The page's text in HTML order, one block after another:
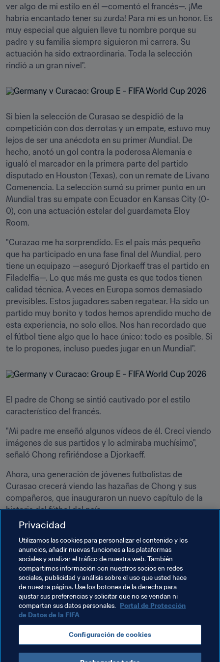
ver algo de mi estilo en él —comentó el francés—. ¡Me
habría encantado tener su zurda! Para mí es un honor. Es
muy especial que alguien lleve tu nombre porque su
padre y su familia siempre siguieron mi carrera. Su
actuación ha sido extraordinaria. Toda la selección
rindió a un gran nivel".
Si bien la selección de Curasao se despidió de la
competición con dos derrotas y un empate, estuvo muy
lejos de ser una anécdota en su primer Mundial. De
hecho, anotó un gol contra la poderosa Alemania e
igualó el marcador en la primera parte del partido
disputado en Houston (Texas), con un remate de Livano
Comenencia. La selección sumó su primer punto en un
Mundial tras su empate con Ecuador en Kansas City (0-
0), con una actuación estelar del guardameta Eloy
Room.
"Curazao me ha sorprendido. Es el país más pequeño
que ha participado en una fase final del Mundial, pero
tiene un equipazo —aseguró Djorkaeff tras el partido en
Filadelfia—. Lo que más me gusta es que todos tienen
calidad técnica. A veces en Europa somos demasiado
previsibles. Estos jugadores saben regatear. Ha sido un
partido muy bonito y todos hemos aprendido mucho de
esta experiencia, no solo ellos. Nos han recordado que
el fútbol tiene algo que lo hace único: todo es posible. Si
te lo propones, incluso puedes jugar en un Mundial".
El padre de Chong se sintió cautivado por el estilo
característico del francés.
"Mi padre me enseñó algunos vídeos de él. Crecí viendo
imágenes de sus partidos y lo admiraba muchísimo",
señaló Chong refiriéndose a Djorkaeff.
Ahora, una generación de jóvenes futbolistas de
Curasao crecerá viendo las hazañas de Chong y sus
compañeros, que inauguraron un nuevo capítulo de la
historia del fútbol del país.
Temas relacionados
Organización de torneos Organización
FIFA Legends Copa Mundial de la FIFA 2026™
Curaçao Concacaf France UEFA
Privacidad
Utilizamos las cookies para personalizar el contenido y los
anuncios, añadir nuevas funciones a las plataformas
sociales y analizar el tráfico de nuestra web. También
compartimos información con nuestros socios en redes
sociales, publicidad y análisis sobre el uso que usted hace
de nuestra página. Use los botones de la derecha para
ajustar sus preferencias y solicitar que no se vendan ni
compartan sus datos personales. Portal de Protección
de Datos de la FIFA
Configuración de cookies